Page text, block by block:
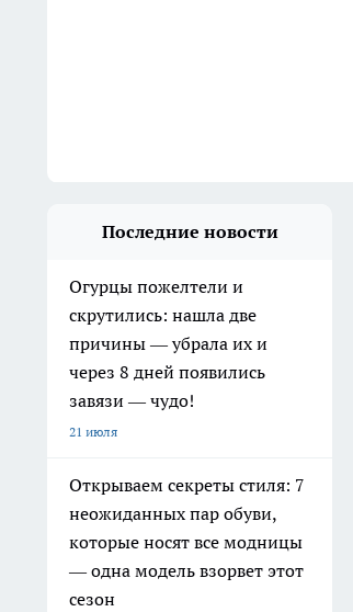
Последние новости
Огурцы пожелтели и
скрутились: нашла две
причины — убрала их и
через 8 дней появились
завязи — чудо!
21 июля
Открываем секреты стиля: 7
неожиданных пар обуви,
которые носят все модницы
— одна модель взорвет этот
сезон